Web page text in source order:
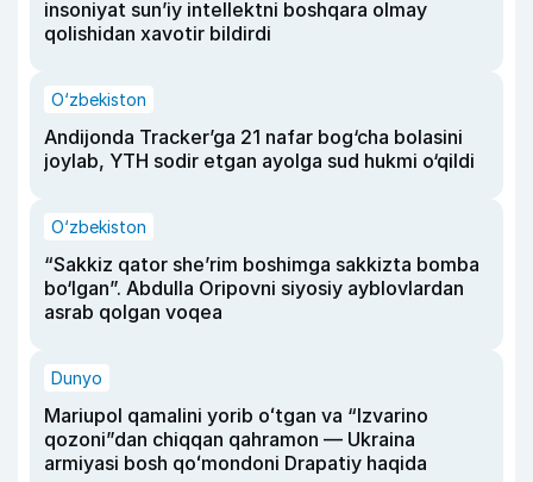
insoniyat sun’iy intellektni boshqara olmay
qolishidan xavotir bildirdi
O‘zbekiston
Andijonda Tracker’ga 21 nafar bog‘cha bolasini
joylab, YTH sodir etgan ayolga sud hukmi o‘qildi
O‘zbekiston
“Sakkiz qator she’rim boshimga sakkizta bomba
bo‘lgan”. Abdulla Oripovni siyosiy ayblovlardan
asrab qolgan voqea
Dunyo
Mariupol qamalini yorib oʻtgan va “Izvarino
qozoni”dan chiqqan qahramon — Ukraina
armiyasi bosh qoʻmondoni Drapatiy haqida